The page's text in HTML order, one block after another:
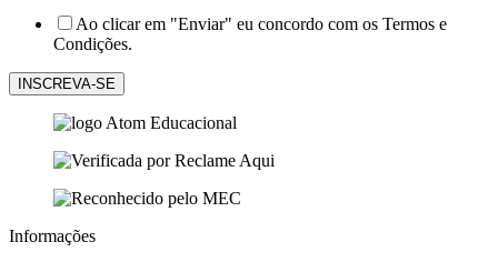
Ao clicar em "Enviar" eu concordo com os Termos e
Condições.
Informações